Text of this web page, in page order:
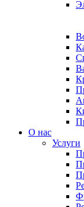
О нас
Услуги